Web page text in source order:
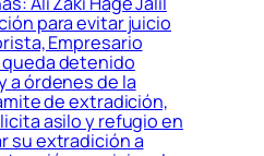
para evitar juicio
Empresario
detenido
a órdenes de la
de extradición,
asilo y refugio en
su extradición a